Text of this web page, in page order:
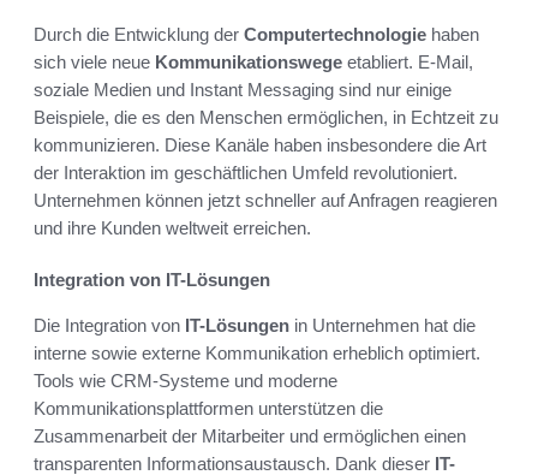
Durch die Entwicklung der Computertechnologie haben
sich viele neue Kommunikationswege etabliert. E-Mail,
soziale Medien und Instant Messaging sind nur einige
Beispiele, die es den Menschen ermöglichen, in Echtzeit zu
kommunizieren. Diese Kanäle haben insbesondere die Art
der Interaktion im geschäftlichen Umfeld revolutioniert.
Unternehmen können jetzt schneller auf Anfragen reagieren
und ihre Kunden weltweit erreichen.
Integration von IT-Lösungen
Die Integration von IT-Lösungen in Unternehmen hat die
interne sowie externe Kommunikation erheblich optimiert.
Tools wie CRM-Systeme und moderne
Kommunikationsplattformen unterstützen die
Zusammenarbeit der Mitarbeiter und ermöglichen einen
transparenten Informationsaustausch. Dank dieser IT-